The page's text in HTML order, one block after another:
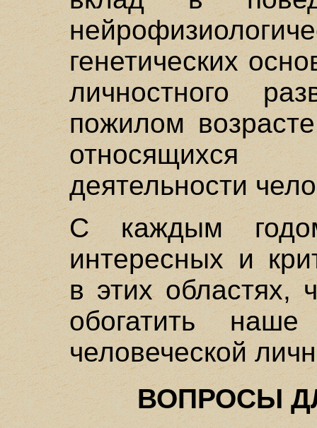
генетических
личностного
пожилом
деятельности
С каждым
интересных и
в этих областях,
обогатить
человеческой
ВОПРОСЫ